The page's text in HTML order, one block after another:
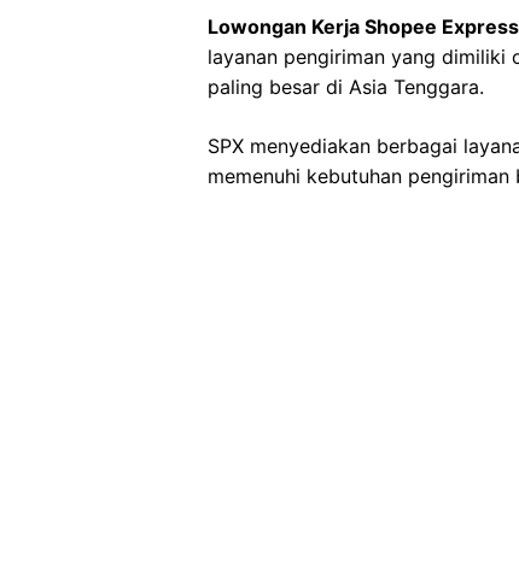
Lowongan Kerja Shopee
layanan pengiriman yang dimiliki
paling besar di Asia Tenggara.
SPX menyediakan berbagai
memenuhi kebutuhan